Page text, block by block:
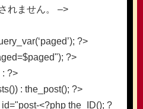
れません。 –>
?>
?>
?>
: the_post(); ?>
<?php the_ID(); ?